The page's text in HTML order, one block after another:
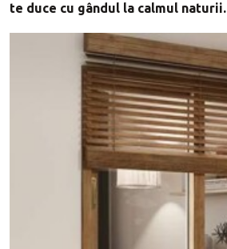
te duce cu gândul la calmul naturii.